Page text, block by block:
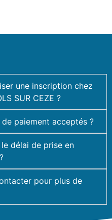
une inscription chez
SUR CEZE ?
paiement acceptés ?
délai de prise en
pour plus de